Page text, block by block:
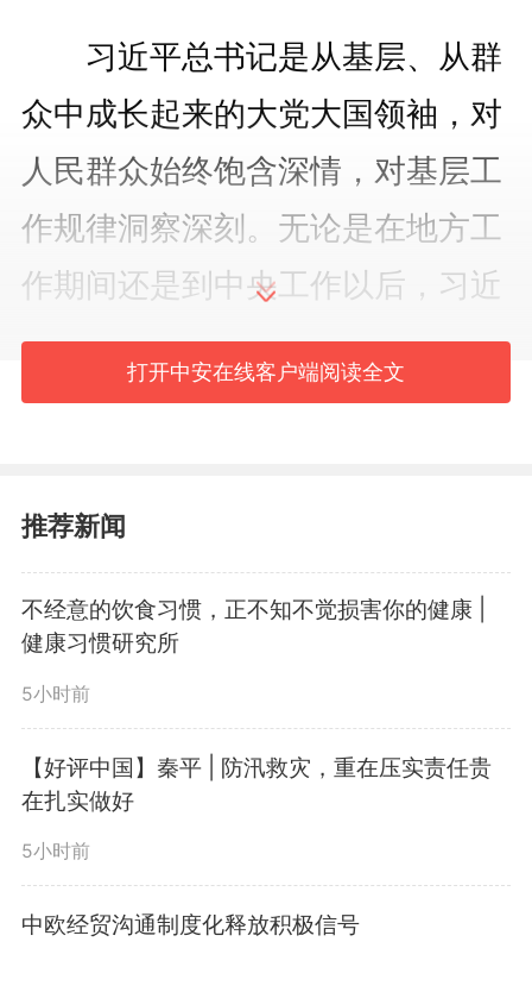
习近平总书记是从基层、从群
众中成长起来的大党大国领袖，对
人民群众始终饱含深情，对基层工
作规律洞察深刻。无论是在地方工
作期间还是到中央工作以后，习近
平同志始终重视基层、关心基层、
深入基层、支持基层，坚持把抓基
策，探索形成了一系列富有理论意
义和实践价值的基层工作方法。习
近平同志围绕基层工作方法发表的
一系列重要论述，立意高远，内涵
丰富，思想深刻，科学回答了什么
是基层、如何深入基层、如何服务
基层等重大理论和实践问题，深化
了对基层工作的规律性认识，为做
打开中安在线客户端阅读全文
推荐新闻
不经意的饮食习惯，正不知不觉损害你的健康 |
健康习惯研究所
5小时前
【好评中国】秦平 | 防汛救灾，重在压实责任贵
在扎实做好
5小时前
中欧经贸沟通制度化释放积极信号